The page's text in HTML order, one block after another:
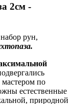
2см -
набор рун,
по
естественные
природной